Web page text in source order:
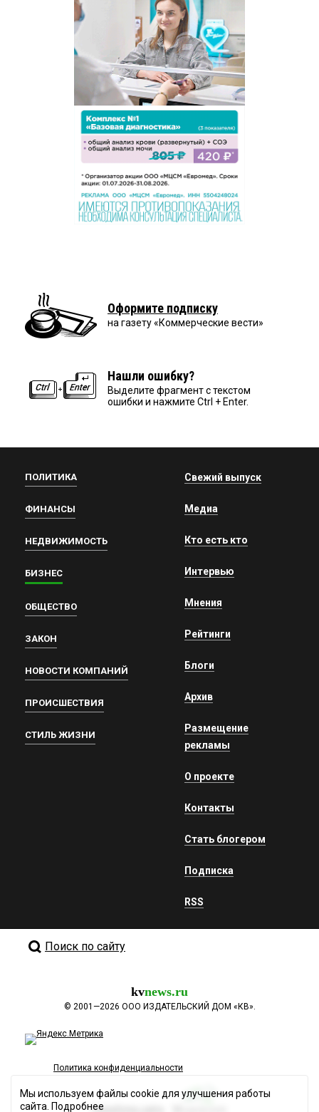
Оформите подписку
на газету «Коммерческие вести»
Нашли ошибку?
Выделите фрагмент с текстом
ошибки и нажмите Ctrl + Enter.
ПОЛИТИКА
ФИНАНСЫ
НЕДВИЖИМОСТЬ
БИЗНЕС
ОБЩЕСТВО
ЗАКОН
НОВОСТИ КОМПАНИЙ
ПРОИСШЕСТВИЯ
СТИЛЬ ЖИЗНИ
Свежий выпуск
Медиа
Кто есть кто
Интервью
Мнения
Рейтинги
Блоги
Архив
Размещение
рекламы
О проекте
Контакты
Стать блогером
Подписка
RSS
Поиск по сайту
kvnews.ru
© 2001—2026 ООО ИЗДАТЕЛЬСКИЙ ДОМ «КВ».
Политика конфиденциальности
Разработка сайта
Мы используем файлы cookie для улучшения работы
сайта. Подробнее